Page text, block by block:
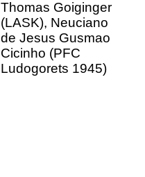
Ludogorets 1945)